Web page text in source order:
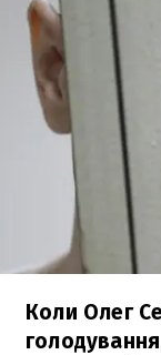
Коли Олег